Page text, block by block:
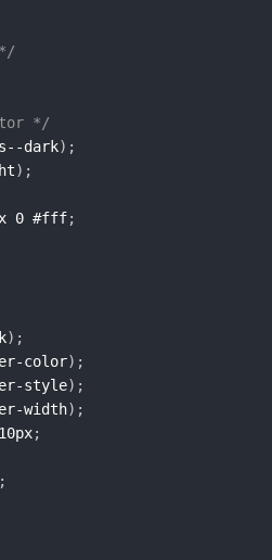
*/
dark) ;
) ;
0 #fff;
) ;
color) ;
style) ;
width) ;
;